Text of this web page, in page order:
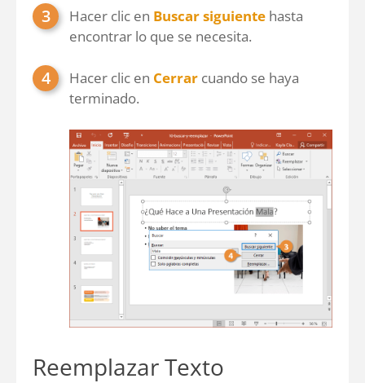
Hacer clic en Buscar siguiente hasta
encontrar lo que se necesita.
Hacer clic en Cerrar cuando se haya
terminado.
Reemplazar Texto